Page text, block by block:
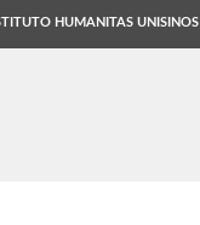
HUMANITAS UNISINOS